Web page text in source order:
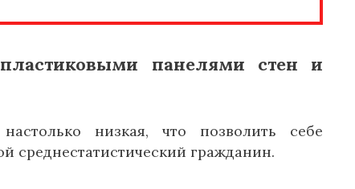
панелями стен и
низкая, что позволить себе
среднестатистический гражданин.